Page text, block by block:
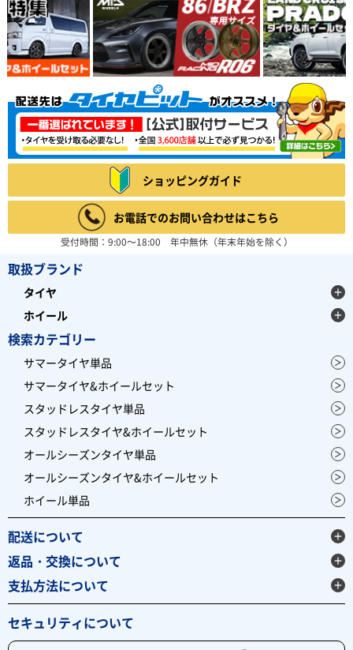
ショッピングガイド
お電話でのお問い合わせはこちら
受付時間：9:00～18:00 年中無休（年末年始を除く）
取扱ブランド
タイヤ
ホイール
検索カテゴリー
サマータイヤ単品
サマータイヤ&ホイールセット
スタッドレスタイヤ単品
スタッドレスタイヤ&ホイールセット
オールシーズンタイヤ単品
オールシーズンタイヤ&ホイールセット
ホイール単品
配送について
返品・交換について
支払方法について
セキュリティについて